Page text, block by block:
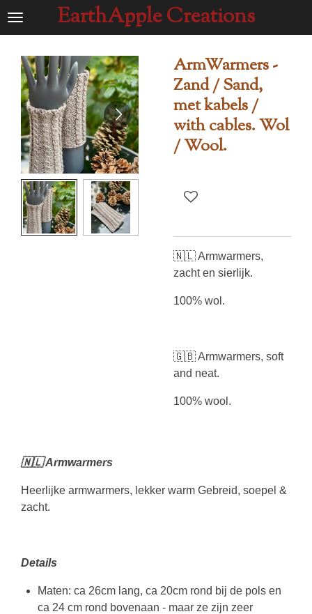
Ga
hoofdinhoud
EarthApple Creations
ArmWarmers -
Zand / Sand,
met kabels /
with cables. Wol
/ Wool.
🇳🇱 Armwarmers,
zacht en sierlijk.
100% wol.
🇬🇧 Armwarmers, soft
and neat.
100% wool.
🇳🇱 Armwarmers
Heerlijke armwarmers, lekker warm Gebreid, soepel &
zacht.
Details
Maten: ca 26cm lang, ca 20cm rond bij de pols en
ca 24 cm rond bovenaan - maar ze zijn zeer